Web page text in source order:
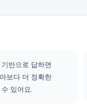
반으로 답하면
보다 더 정확한
있어요.